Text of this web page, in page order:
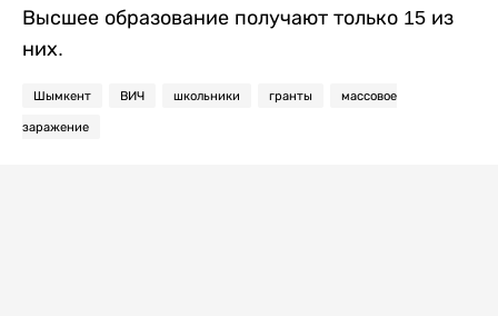
Высшее образование получают только 15 из
них.
Шымкент ВИЧ школьники гранты массовое
заражение